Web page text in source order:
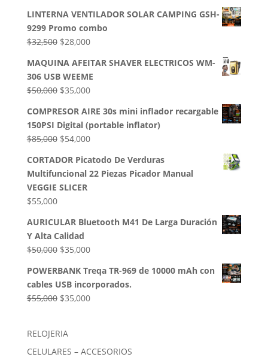
LINTERNA VENTILADOR SOLAR CAMPING GSH-
9299 Promo combo
$32,500 El
original
era:
$32,500.
$28,000El
actual
es:
$28,000.
MAQUINA AFEITAR SHAVER ELECTRICOS WM-
306 USB WEEME
$50,000 El
original
era:
$50,000.
$35,000El
actual
es:
$35,000.
COMPRESOR AIRE 30s mini inflador recargable
150PSI Digital (portable inflator)
$85,000 El
original
era:
$85,000.
$54,000El
actual
es:
CORTADOR Picatodo De Verduras
Multifuncional 22 Piezas Picador Manual
VEGGIE SLICER
$55,000
AURICULAR Bluetooth M41 De Larga Duración
Y Alta Calidad
$50,000 El
original
era:
$50,000.
$35,000El
actual
es:
$35,000.
POWERBANK Treqa TR-969 de 10000 mAh con
cables USB incorporados.
$55,000 El
era:
$55,000.
$35,000El
$35,000.
RELOJERIA
CELULARES – ACCESORIOS